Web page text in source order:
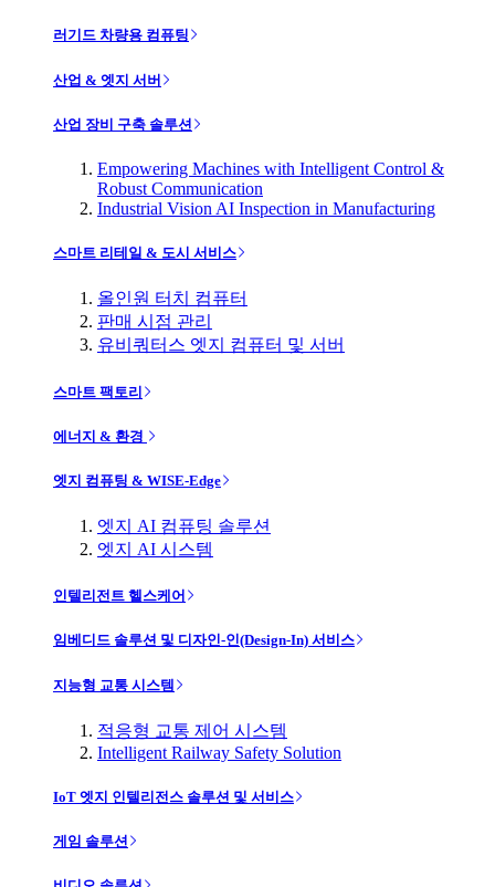
러기드 차량용 컴퓨팅
산업 & 엣지 서버
산업 장비 구축 솔루션
Empowering Machines with Intelligent Control &
Robust Communication
Industrial Vision AI Inspection in Manufacturing
스마트 리테일 & 도시 서비스
올인원 터치 컴퓨터
판매 시점 관리
유비쿼터스 엣지 컴퓨터 및 서버
스마트 팩토리
에너지 & 환경
엣지 컴퓨팅 & WISE-Edge
엣지 AI 컴퓨팅 솔루션
엣지 AI 시스템
인텔리전트 헬스케어
임베디드 솔루션 및 디자인-인(Design-In) 서비스
지능형 교통 시스템
적응형 교통 제어 시스템
Intelligent Railway Safety Solution
IoT 엣지 인텔리전스 솔루션 및 서비스
게임 솔루션